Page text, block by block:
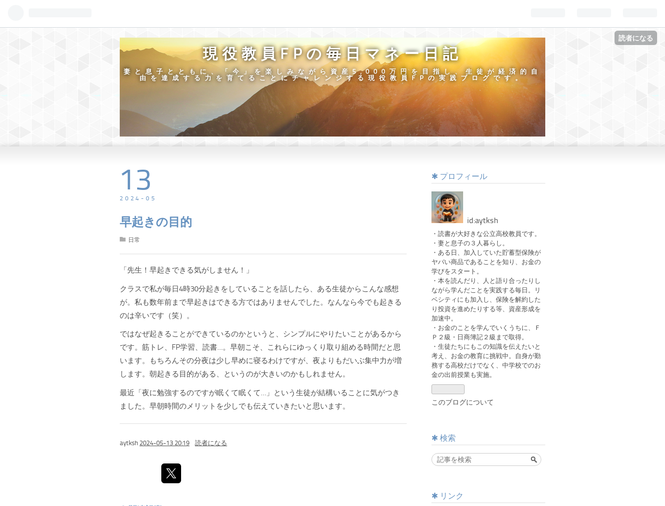
読者になる
現役教員FPの毎日マネー日記
妻と息子とともに、「今」を楽しみながら資産5,000万円を目指し、生徒が経済的自
由を達成する力を育てることにチャレンジする現役教員FPの実践ブログです。
2024-05
13
早起きの目的
日常
「先生！早起きできる気がしません！」
クラスで私が毎日4時30分起きをしていることを話したら、ある生徒からこんな感想
が。私も数年前まで早起きはできる方ではありませんでした。なんなら今でも起きる
のは辛いです（笑）。
ではなぜ起きることができているのかというと、シンプルにやりたいことがあるから
です。筋トレ、FP学習、読書…。早朝こそ、これらにゆっくり取り組める時間だと思
います。もちろんその分夜は少し早めに寝るわけですが、夜よりもだいぶ集中力が増
します。朝起きる目的がある、というのが大きいのかもしれません。
最近「夜に勉強するのですが眠くて眠くて…」という生徒が結構いることに気がつき
ました。早朝時間のメリットを少しでも伝えていきたいと思います。
aytksh 2024-05-13 20:19 読者になる
プロフィール
id:aytksh
・読書が大好きな公立高校教員です。
・妻と息子の３人暮らし。
・ある日、加入していた貯蓄型保険が
ヤバい商品であることを知り、お金の
学びをスタート。
・本を読んだり、人と語り合ったりし
ながら学んだことを実践する毎日。リ
ベシティにも加入し、保険を解約した
り投資を進めたりする等、資産形成を
加速中。
・お金のことを学んでいくうちに、Ｆ
Ｐ２級・日商簿記２級まで取得。
・生徒たちにもこの知識を伝えたいと
考え、お金の教育に挑戦中。自身が勤
務する高校だけでなく、中学校でのお
金の出前授業も実施。
このブログについて
検索
リンク